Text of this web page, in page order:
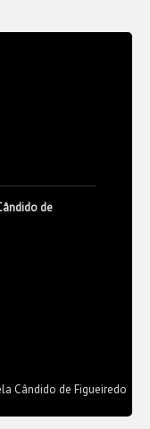
de
Cândido de Figueiredo